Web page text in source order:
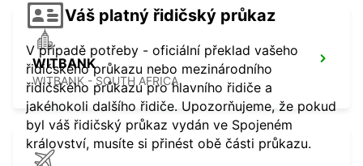
WITBANK
WITBANK - SOUTH AFRICA
Váš platný řidičský průkaz
V případě potřeby - oficiální překlad vašeho
řidičského průkazu nebo mezinárodního
řidičského průkazu pro hlavního řidiče a
jakéhokoli dalšího řidiče. Upozorňujeme, že pokud
byl váš řidičský průkaz vydán ve Spojeném
království, musíte si přinést obě části průkazu.